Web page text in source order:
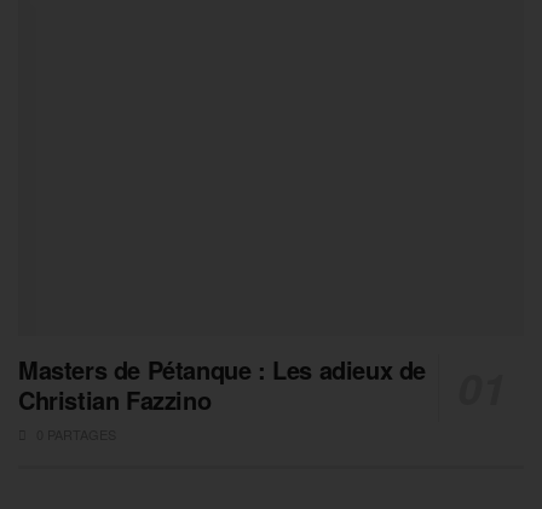
Masters de Pétanque : Les adieux de
Christian Fazzino